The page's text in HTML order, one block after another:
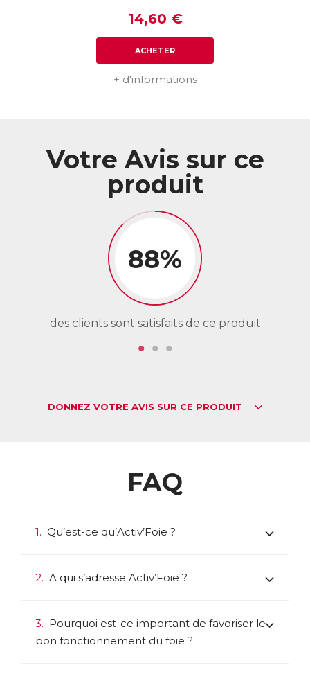
14,60 €
ACHETER
+ d'informations
Votre Avis sur ce
produit
88%
des clients sont satisfaits de ce produit
DONNEZ VOTRE AVIS SUR CE PRODUIT
FAQ
1. Qu’est-ce qu’Activ’Foie ?
2. A qui s’adresse Activ’Foie ?
3. Pourquoi est-ce important de favoriser le
bon fonctionnement du foie ?